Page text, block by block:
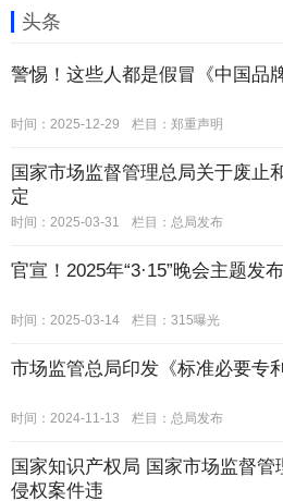
头条
警惕！这些人都是假冒《中国品
时间：2025-12-29 栏目： 郑重声明
国家市场监督管理总局关于废止
定
时间：2025-03-31 栏目： 总局发布
官宣！2025年“3·15”晚会主题发布
时间：2025-03-14 栏目： 315曝光
市场监管总局印发《标准必要专
时间：2024-11-13 栏目： 总局发布
国家知识产权局 国家市场监督
侵权案件违